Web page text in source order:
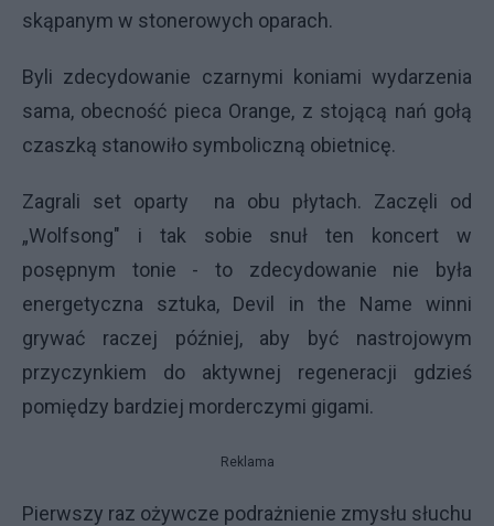
skąpanym w stonerowych oparach.
Byli zdecydowanie czarnymi koniami wydarzenia
sama, obecność pieca Orange, z stojącą nań gołą
czaszką stanowiło symboliczną obietnicę.
Zagrali set oparty na obu płytach. Zaczęli od
„Wolfsong" i tak sobie snuł ten koncert w
posępnym tonie - to zdecydowanie nie była
energetyczna sztuka, Devil in the Name winni
grywać raczej później, aby być nastrojowym
przyczynkiem do aktywnej regeneracji gdzieś
pomiędzy bardziej morderczymi gigami.
Reklama
Pierwszy raz ożywcze podrażnienie zmysłu słuchu